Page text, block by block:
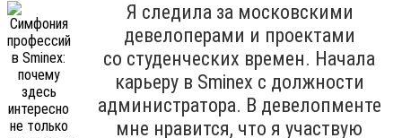
Я следила за московскими
девелоперами и проектами
со студенческих времен. Начала
карьеру в Sminex с должности
администратора. В девелопменте
мне нравится, что я участвую